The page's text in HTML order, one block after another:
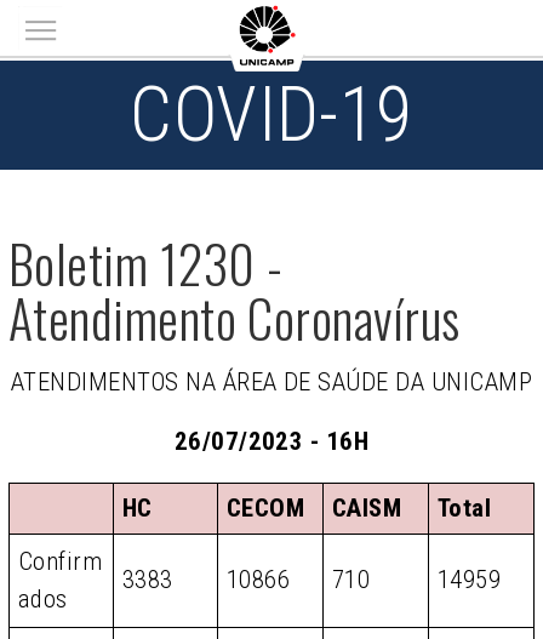
Main menu
COVID-19
Boletim 1230 -
Atendimento Coronavírus
ATENDIMENTOS NA ÁREA DE SAÚDE DA UNICAMP
26/07/2023 - 16H
HC CECOM CAISM
Total
Confirm
ados
3383 10866 710 14959